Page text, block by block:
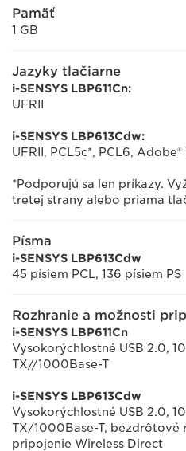
Pamäť
1 GB
Jazyky tlačiarne
i-SENSYS LBP611Cn:
UFRII
i-SENSYS LBP613Cdw:
UFRII, PCL5c*, PCL6,
*Podporujú sa len príkazy.
tretej strany alebo priama
Písma
i-SENSYS LBP613Cdw
45 písiem PCL, 136 písiem PS
Rozhranie a možnosti
i-SENSYS LBP611Cn
Vysokorýchlostné USB 2.0,
TX//1000Base-T
i-SENSYS LBP613Cdw
Vysokorýchlostné USB 2.0,
TX/1000Base-T, bezdrôtové
pripojenie Wireless Direct